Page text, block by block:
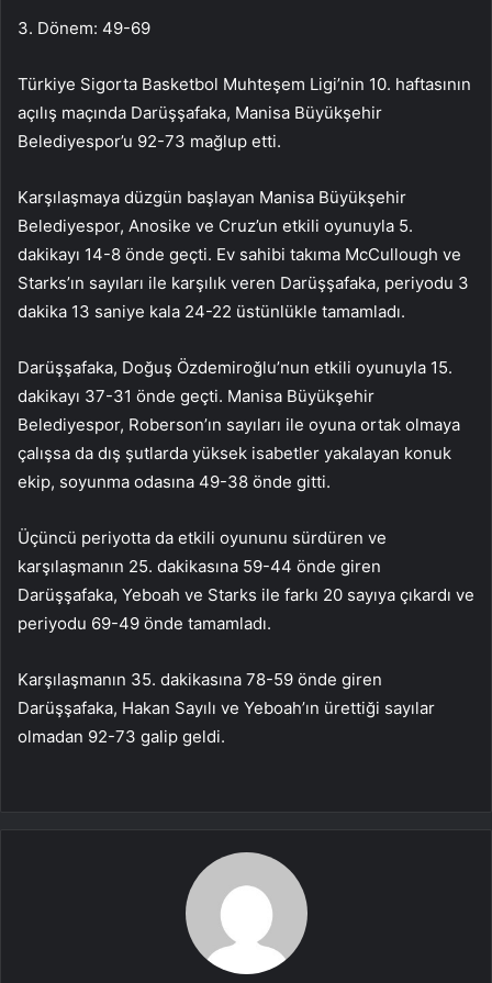
3. Dönem: 49-69
Türkiye Sigorta Basketbol Muhteşem Ligi’nin 10. haftasının
açılış maçında Darüşşafaka, Manisa Büyükşehir
Belediyespor’u 92-73 mağlup etti.
Karşılaşmaya düzgün başlayan Manisa Büyükşehir
Belediyespor, Anosike ve Cruz’un etkili oyunuyla 5.
dakikayı 14-8 önde geçti. Ev sahibi takıma McCullough ve
Starks’ın sayıları ile karşılık veren Darüşşafaka, periyodu 3
dakika 13 saniye kala 24-22 üstünlükle tamamladı.
Darüşşafaka, Doğuş Özdemiroğlu’nun etkili oyunuyla 15.
dakikayı 37-31 önde geçti. Manisa Büyükşehir
Belediyespor, Roberson’ın sayıları ile oyuna ortak olmaya
çalışsa da dış şutlarda yüksek isabetler yakalayan konuk
ekip, soyunma odasına 49-38 önde gitti.
Üçüncü periyotta da etkili oyununu sürdüren ve
karşılaşmanın 25. dakikasına 59-44 önde giren
Darüşşafaka, Yeboah ve Starks ile farkı 20 sayıya çıkardı ve
periyodu 69-49 önde tamamladı.
Karşılaşmanın 35. dakikasına 78-59 önde giren
Darüşşafaka, Hakan Sayılı ve Yeboah’ın ürettiği sayılar
olmadan 92-73 galip geldi.